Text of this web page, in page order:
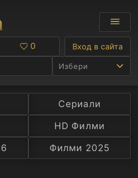
Избери
Ф
С
А
Любими
0 Вход в сайта
Сериали
HD Филми
Филми 2025